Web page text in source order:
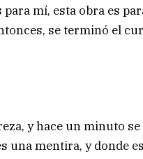
mí, esta obra es
se terminó el
y hace un minuto
una mentira, y donde